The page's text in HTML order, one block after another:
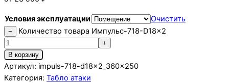
Условия эксплуатации Очистить
− Количество товара Импульс-718-D18x2
+
В корзину
Артикул: impuls-718-d18x2_360x250
Категория: Табло атаки